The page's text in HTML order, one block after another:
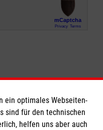
ein optimales Webseiten-
sind für den technischen
helfen uns aber auch